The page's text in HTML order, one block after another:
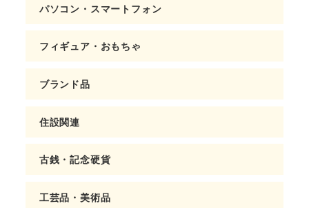
パソコン・スマートフォン
フィギュア・おもちゃ
ブランド品
住設関連
古銭・記念硬貨
工芸品・美術品